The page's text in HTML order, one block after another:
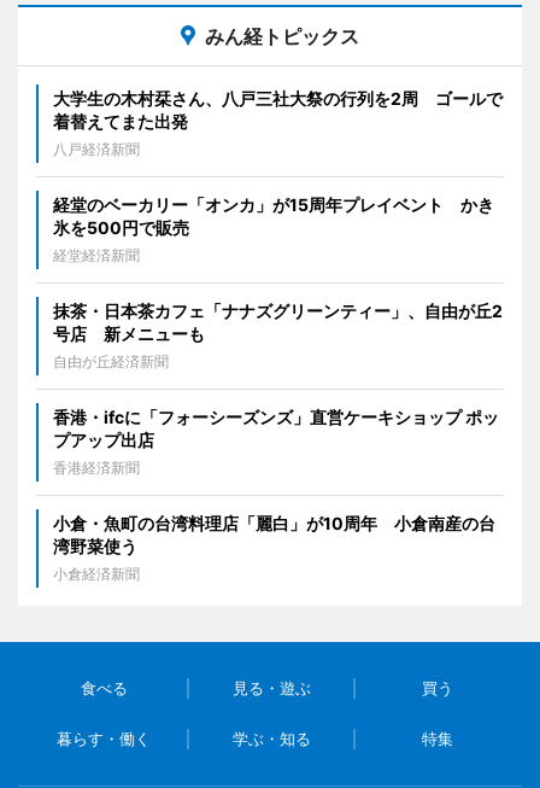
みん経トピックス
大学生の木村栞さん、八戸三社大祭の行列を2周 ゴールで
着替えてまた出発
八戸経済新聞
経堂のベーカリー「オンカ」が15周年プレイベント かき
氷を500円で販売
経堂経済新聞
抹茶・日本茶カフェ「ナナズグリーンティー」、自由が丘2
号店 新メニューも
自由が丘経済新聞
香港・ifcに「フォーシーズンズ」直営ケーキショップ ポッ
プアップ出店
香港経済新聞
小倉・魚町の台湾料理店「麗白」が10周年 小倉南産の台
湾野菜使う
小倉経済新聞
食べる 見る・遊ぶ 買う
暮らす・働く 学ぶ・知る 特集